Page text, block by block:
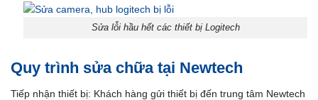
Sửa lỗi hầu hết các thiết bị Logitech
Quy trình sửa chữa tại Newtech
Tiếp nhận thiết bị: Khách hàng gửi thiết bị đến trung tâm Newtech